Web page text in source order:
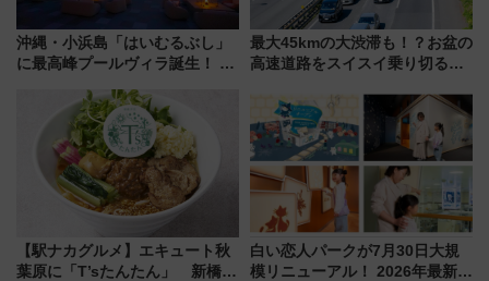
沖縄・小浜島「はいむるぶし」
に最高峰プールヴィラ誕生！ 石
美旅「何もしない贅沢」を体験
してみない？
最大45kmの大渋滞も！？お盆の
高速道路をスイスイ乗り切る快
【駅ナカグルメ】エキュート秋
葉原に「T’sたんたん」 新橋に
白い恋人パークが7月30日大規
模リニューアル！ 2026年最新の